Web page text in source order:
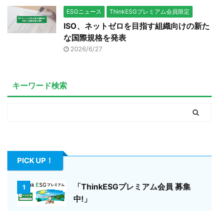
ESGニュース ThinkESGプレミアム会員限定
ISO、ネットゼロを目指す組織向けの新た
な国際規格を発表
2026/6/27
キーワード検索
PICK UP！
1
「ThinkESGプレミアム会員 募集
中!」